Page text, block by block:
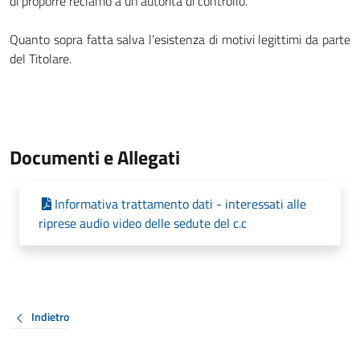
Quanto sopra fatta salva l’esistenza di motivi legittimi da parte
del Titolare.
Documenti e Allegati
Informativa trattamento dati - interessati alle
riprese audio video delle sedute del c.c
Indietro